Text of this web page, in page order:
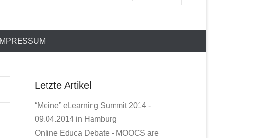
IMPRESSUM
Letzte Artikel
“Meine” eLearning Summit 2014 -
09.04.2014 in Hamburg
Online Educa Debate - MOOCS are